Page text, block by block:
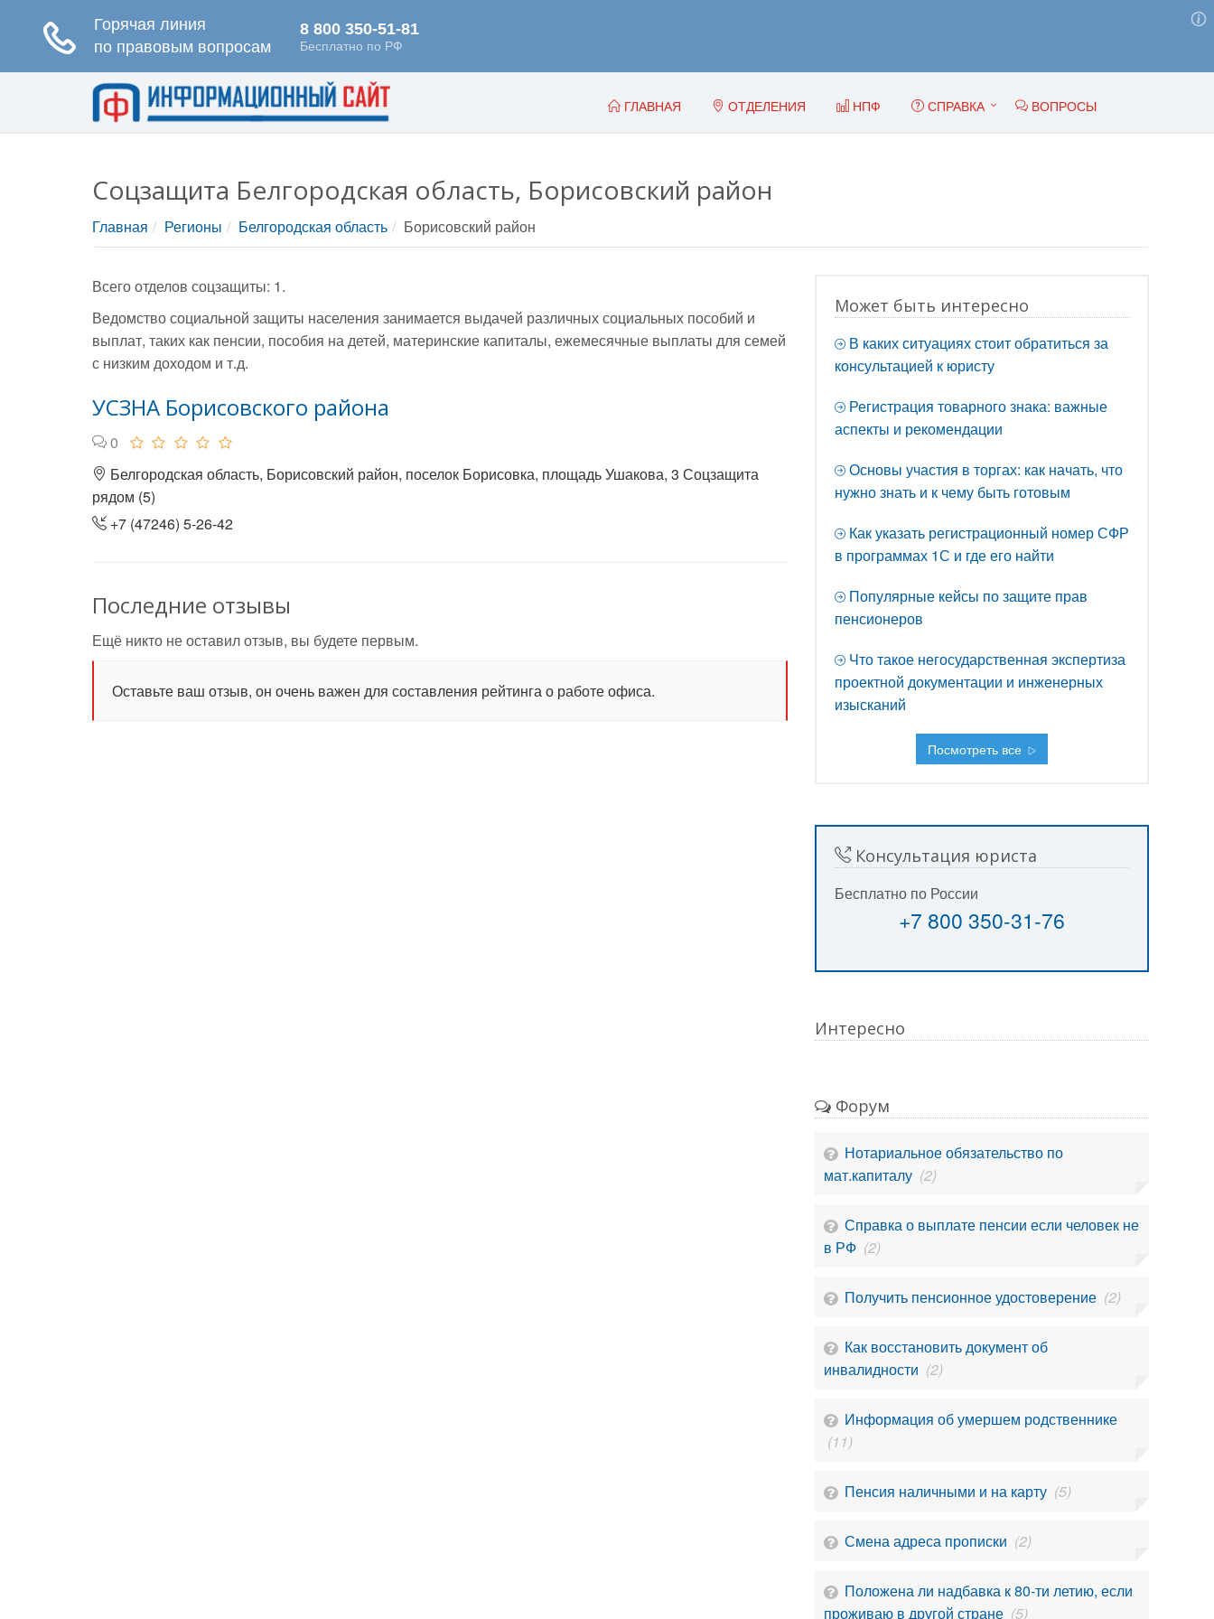
ГЛАВНАЯ ОТДЕЛЕНИЯ НПФ СПРАВКА ВОПРОСЫ
Соцзащита Белгородская область, Борисовский район
Главная Регионы Белгородская область Борисовский район
Всего отделов соцзащиты: 1.
Ведомство социальной защиты населения занимается выдачей различных социальных пособий и
выплат, таких как пенсии, пособия на детей, материнские капиталы, ежемесячные выплаты для семей
с низким доходом и т.д.
УСЗНА Борисовского района
0
Белгородская область, Борисовский район, поселок Борисовка, площадь Ушакова, 3 Соцзащита
рядом (5)
+7 (47246) 5-26-42
Последние отзывы
Ещё никто не оставил отзыв, вы будете первым.
Оставьте ваш отзыв, он очень важен для составления рейтинга о работе офиса.
Может быть интересно
В каких ситуациях стоит обратиться за
консультацией к юристу
Регистрация товарного знака: важные
аспекты и рекомендации
Основы участия в торгах: как начать, что
нужно знать и к чему быть готовым
Как указать регистрационный номер СФР
в программах 1С и где его найти
Популярные кейсы по защите прав
пенсионеров
Что такое негосударственная экспертиза
проектной документации и инженерных
изысканий
Посмотреть все
Консультация юриста
Бесплатно по России
+7 800 350-31-76
Интересно
Форум
Нотариальное обязательство по
мат.капиталу (2)
Справка о выплате пенсии если человек не
в РФ (2)
Получить пенсионное удостоверение (2)
Как восстановить документ об
инвалидности (2)
Информация об умершем родственнике
(11)
Пенсия наличными и на карту (5)
Смена адреса прописки (2)
Положена ли надбавка к 80-ти летию, если
проживаю в другой стране (5)